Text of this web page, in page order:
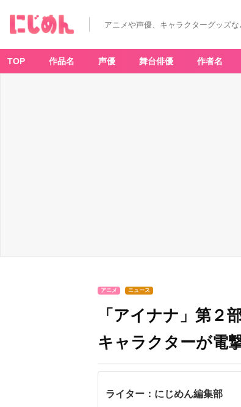
アニメや声優、キャラクターグッズ
TOP 作品名 声優 舞台俳優 作者名
アニメ ニュース
「アイナナ」第２
キャラクターが電
ライター：にじめん編集部